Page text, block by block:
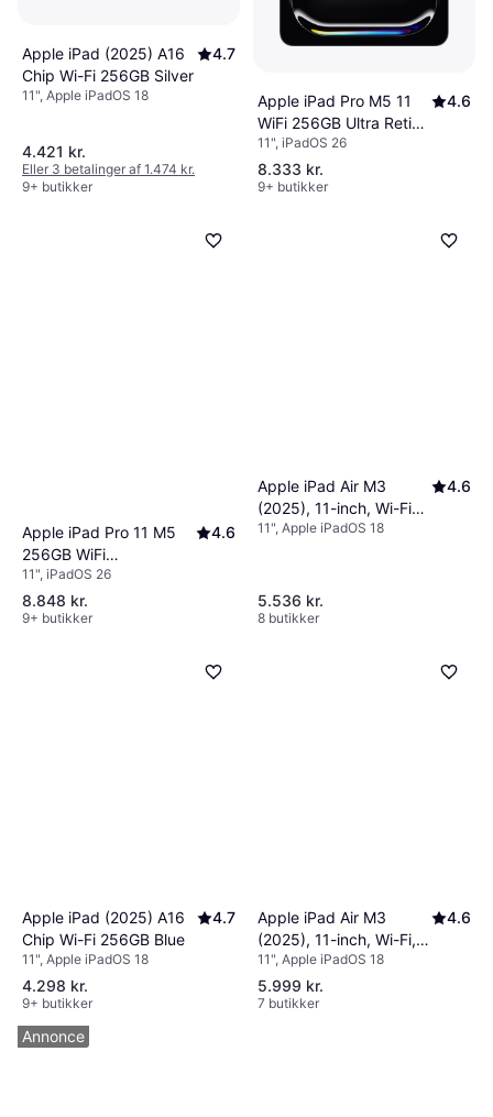
Apple iPad (2025) A16
Chip Wi-Fi 256GB Silver
4.7
11", Apple iPadOS 18
4.421 kr.
Eller 3 betalinger af 1.474 kr.
9+ butikker
Apple iPad Pro M5 11
WiFi 256GB Ultra Retina
XDR
4.6
11", iPadOS 26
8.333 kr.
9+ butikker
Apple iPad Pro 11 M5
256GB WiFi
Release2025-10-22
4.6
11", iPadOS 26
8.848 kr.
9+ butikker
Apple iPad Air M3
(2025), 11-inch, Wi-Fi
256GB Space Grey
4.6
11", Apple iPadOS 18
5.536 kr.
8 butikker
Apple iPad (2025) A16
Chip Wi-Fi 256GB Blue
4.7
11", Apple iPadOS 18
4.298 kr.
9+ butikker
Apple iPad Air M3
(2025), 11-inch, Wi-Fi,
256GB Blue
4.6
11", Apple iPadOS 18
5.999 kr.
7 butikker
Annonce